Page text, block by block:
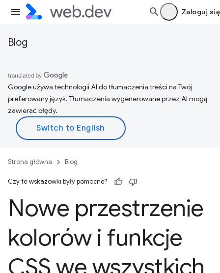
Zaloguj się
Blog
Google używa technologii AI do tłumaczenia treści na Twój
preferowany język. Tłumaczenia wygenerowane przez AI mogą
zawierać błędy.
Strona główna Blog
Czy te wskazówki były pomocne?
Nowe przestrzenie
kolorów i funkcje
CSS we wszystkich